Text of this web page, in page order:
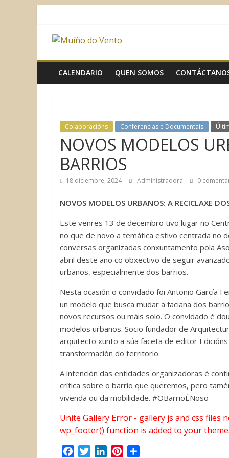
contenido
Muíño
do
Asociación
Sociocultural
CALENDARIO QUEN SOMOS
Colaboracións Conferencias e Documentais
NOVOS MODELOS
BARRIOS
18 diciembre, 2024 Administradora 0
NOVOS MODELOS URBANOS: A RECICLAXE
Este venres 13 de decembro tivo lugar no
no que de novo a temática estivo centrada no
conversas organizadas conxuntamento pola
abril deste ano co obxectivo de seguir
urbanos, especialmente dos barrios.
Nesta ocasión o convidado foi Antonio García
un modelo que busca mudar a faciana dos
novos recursos ou máis solo. O convidado é
modelos urbanos. Socio fundador de
arquitecto xunto a súa faceta de editor
transformación do territorio.
A intención das entidades organizadoras é
crítica sobre o barrio que queremos, pero
vivenda ou da mobilidade. #OBarrioÉNoso
Unite Gallery Error - gallery js and css files
wp_footer() function is added to your theme.